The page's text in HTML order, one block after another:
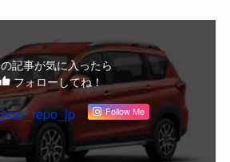
記事が気に入ったら
フォローしてね！
Follow Me